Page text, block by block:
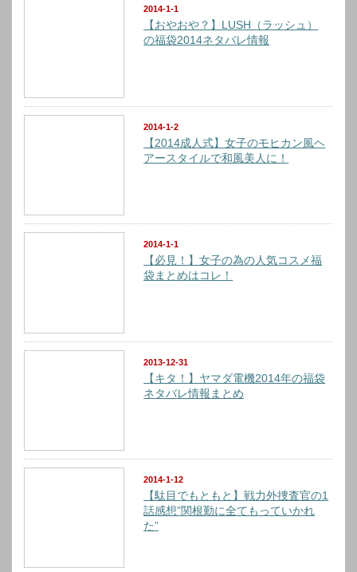
2014-1-1
【おやおや？】LUSH（ラッシュ）
の福袋2014ネタバレ情報
2014-1-2
【2014成人式】女子のモヒカン風ヘ
アースタイルで和風美人に！
2014-1-1
【必見！】女子の為の人気コスメ福
袋まとめはコレ！
2013-12-31
【キタ！】ヤマダ電機2014年の福袋
ネタバレ情報まとめ
2014-1-12
【駄目でもともと】戦力外捜査官の1
話感想”関根勤に全てもっていかれ
た”